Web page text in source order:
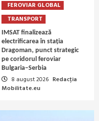
FEROVIAR GLOBAL
TRANSPORT
IMSAT finalizează
electrificarea în stația
Dragoman, punct strategic
pe coridorul feroviar
Bulgaria–Serbia
8 august 2026 Redacția
Mobilitate.eu